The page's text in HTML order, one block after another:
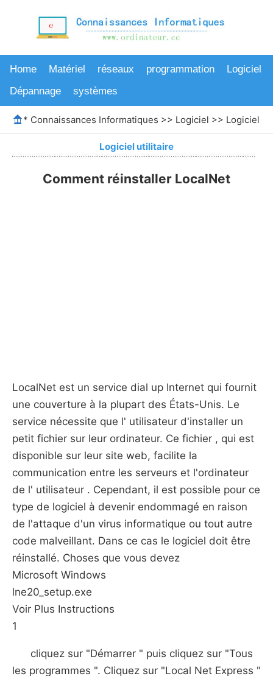
Home Matériel réseaux programmation
Logiciel
Dépannage
systèmes
* Connaissances Informatiques >> Logiciel >> Logiciel
Logiciel utilitaire
Comment réinstaller LocalNet
LocalNet est un service dial up Internet qui fournit
une couverture à la plupart des États-Unis. Le
service nécessite que l' utilisateur d'installer un
petit fichier sur leur ordinateur. Ce fichier , qui est
disponible sur leur site web, facilite la
communication entre les serveurs et l'ordinateur
de l' utilisateur . Cependant, il est possible pour ce
type de logiciel à devenir endommagé en raison
de l'attaque d'un virus informatique ou tout autre
code malveillant. Dans ce cas le logiciel doit être
réinstallé. Choses que vous devez
Microsoft Windows
lne20_setup.exe
Voir Plus Instructions
1
cliquez sur "Démarrer " puis cliquez sur "Tous
les programmes ". Cliquez sur "Local Net Express "